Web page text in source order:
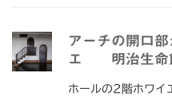
アーチの開口
エ 明治生命
ホールの2階ホワイ